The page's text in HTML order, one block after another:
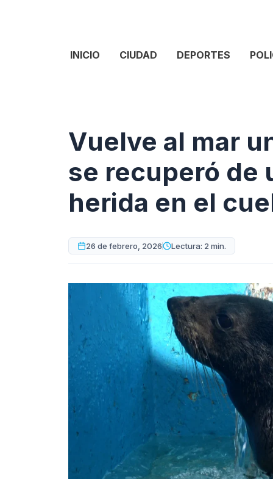
INICIO CIUDAD DEPORTES
Vuelve al mar
se recuperó de
herida en el
26 de febrero, 2026 Lectura: 2 min.